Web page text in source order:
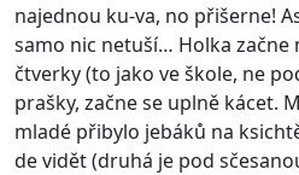
najednou ku-va, no přišerne!
samo nic netuší… Holka
čtverky (to jako ve škole, ne
prašky, začne se uplně kácet.
mladé přibylo jebáků na
de vidět (druhá je pod